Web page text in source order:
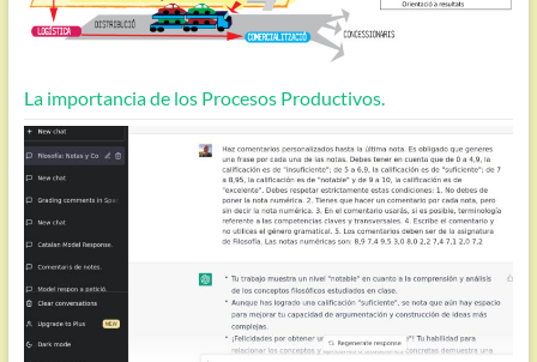
La importancia de los Procesos Productivos.